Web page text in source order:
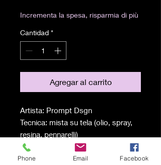
Incrementa la spesa, risparmia di più
Cantidad *
Agregar al carrito
Artista: Prompt Dsgn
Tecnica: mista su tela (olio, spray,
resina, pennarelli)
Misure:100x75 cm
Anno: 2023
Phone Email Facebook